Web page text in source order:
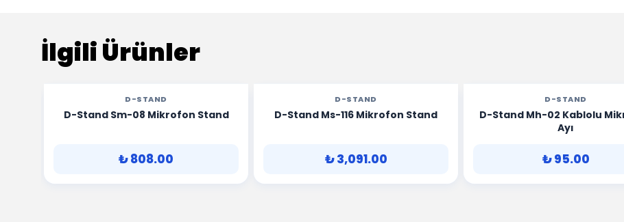
İlgili Ürünler
D-STAND
D-Stand Sm-08 Mikrofon Stand
₺ 808.00
D-STAND
D-Stand Ms-116 Mikrofon Stand
₺ 3,091.00
D-STAND
D-Stand Mh-02 Kablolu
Ayı
₺ 95.00